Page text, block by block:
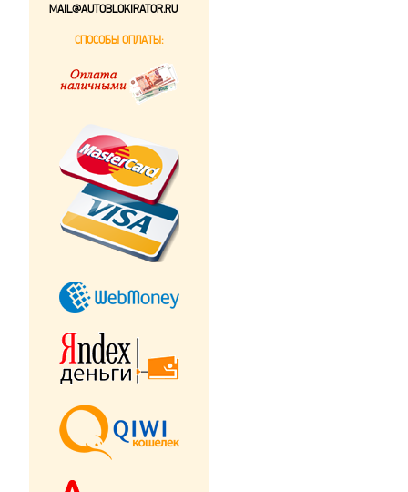
MAIL@AUTOBLOKIRATOR.RU
СПОСОБЫ ОПЛАТЫ: